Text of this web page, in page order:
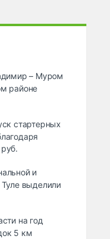
– Муром
районе
стартерных
и
Туле выделили
на год
5 км